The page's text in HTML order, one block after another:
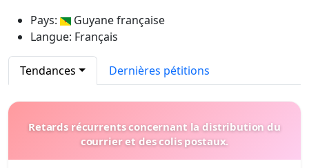
Pays:
Guyane française
Langue: Français
Tendances Dernières pétitions
Retards récurrents concernant la distribution du
courrier et des colis postaux.